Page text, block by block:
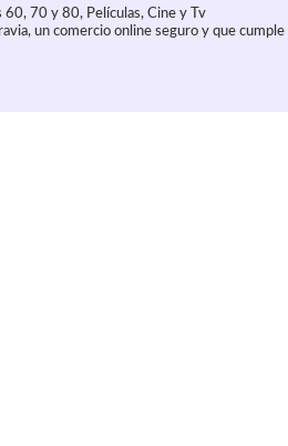
60, 70 y 80, Películas, Cine y Tv
un comercio online seguro y que